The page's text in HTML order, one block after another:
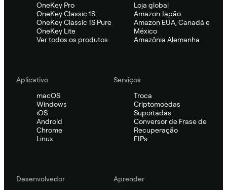
OneKey Pro
OneKey Classic 1S
OneKey Classic 1S Pure
OneKey Lite
Ver todos os produtos
Loja global
Amazon Japão
Amazon EUA, Canadá e
México
Amazônia Alemanha
Aplicativo
macOS
Windows
iOS
Android
Chrome
Linux
Serviços
Troca
Criptomoedas
Suportadas
Conversor de Frase de
Recuperação
EIPs
Desenvolvedor Aprender